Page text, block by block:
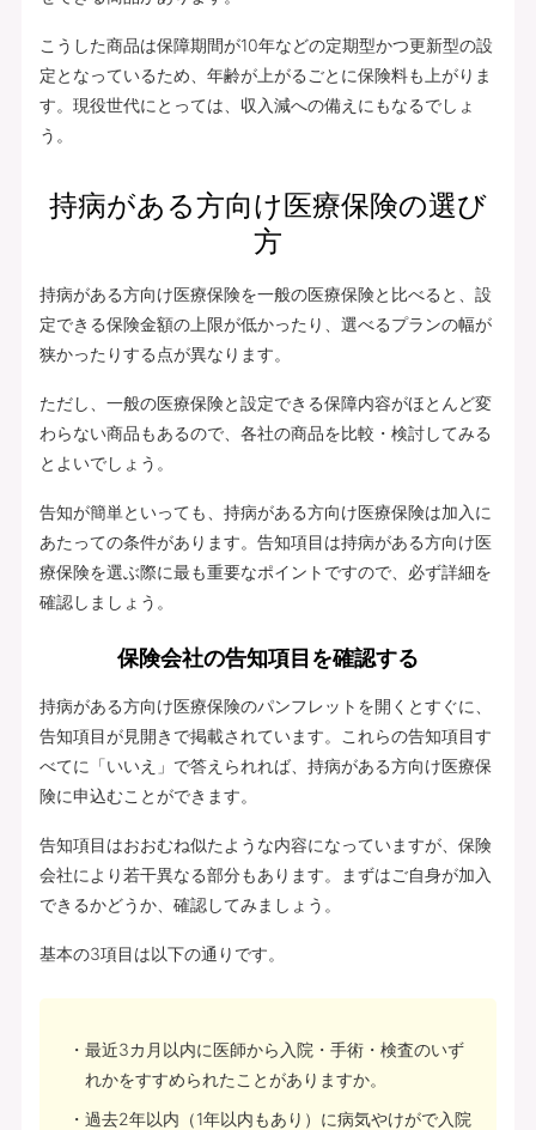
こうした商品は保障期間が10年などの定期型かつ更新型の設
定となっているため、年齢が上がるごとに保険料も上がりま
す。現役世代にとっては、収入減への備えにもなるでしょ
う。
持病がある方向け医療保険の選び
方
持病がある方向け医療保険を一般の医療保険と比べると、設
定できる保険金額の上限が低かったり、選べるプランの幅が
狭かったりする点が異なります。
ただし、一般の医療保険と設定できる保障内容がほとんど変
わらない商品もあるので、各社の商品を比較・検討してみる
とよいでしょう。
告知が簡単といっても、持病がある方向け医療保険は加入に
あたっての条件があります。告知項目は持病がある方向け医
療保険を選ぶ際に最も重要なポイントですので、必ず詳細を
確認しましょう。
保険会社の告知項目を確認する
持病がある方向け医療保険のパンフレットを開くとすぐに、
告知項目が見開きで掲載されています。これらの告知項目す
べてに「いいえ」で答えられれば、持病がある方向け医療保
険に申込むことができます。
告知項目はおおむね似たような内容になっていますが、保険
会社により若干異なる部分もあります。まずはご自身が加入
できるかどうか、確認してみましょう。
基本の3項目は以下の通りです。
最近3カ月以内に医師から入院・手術・検査のいず
れかをすすめられたことがありますか。
過去2年以内（1年以内もあり）に病気やけがで入院